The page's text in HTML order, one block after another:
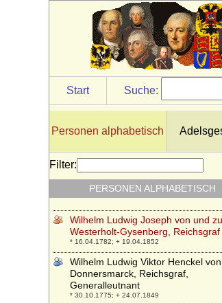
Start Suche:
Personen alphabetisch
Filter:
PERSONEN ALPHABETISCH
Wilhelm Karl Alexander Heinrich
Finckenstein, Reichsgraf
* 13.07.1815; + 04.09.1876
Wilhelm Karl von Preußen
* 30.01.1922; + 09.04.2007
Wilhelm Karl von Preußen
Ketteler)
* 20.07.1574; + 07.04.1640
Wilhelm Leopold von Geßler
* 18.12.1724; + 08.07.1794
Wilhelm Leopold von Retzow
* 1729; + 14.05.1803
Wilhelm Ludwig Joseph von und zu
Westerholt-Gysenberg, Reichsgraf
* 16.04.1782; + 19.04.1852
Wilhelm Ludwig Viktor Henckel von
Donnersmarck, Reichsgraf,
Generalleutnant
* 30.10.1775; + 24.07.1849